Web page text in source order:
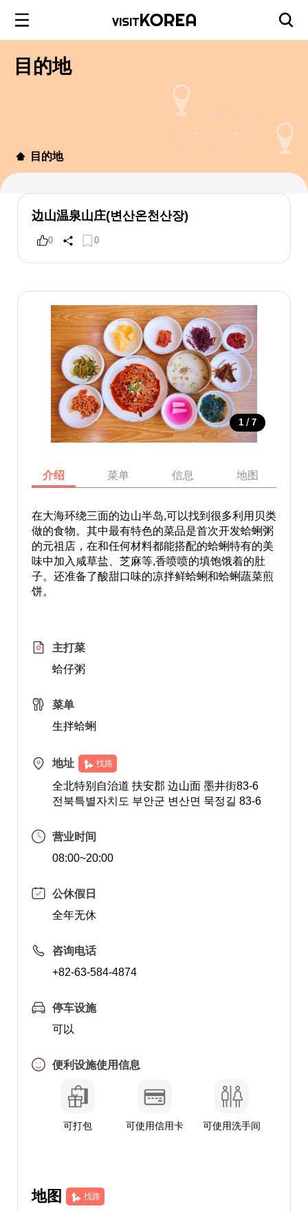
目的地
目的地
边山温泉山庄(변산온천산장)
0 0
1 / 7
介绍 菜单 信息 地图
在大海环绕三面的边山半岛,可以找到很多利用贝类
做的食物。其中最有特色的菜品是首次开发蛤蜊粥
的元祖店，在和任何材料都能搭配的蛤蜊特有的美
味中加入咸草盐、芝麻等,香喷喷的填饱饿着的肚
子。还准备了酸甜口味的凉拌鲜蛤蜊和蛤蜊蔬菜煎
饼。
主打菜
蛤仔粥
菜单
生拌蛤蜊
地址 找路
全北特别自治道 扶安郡 边山面 墨井街83-6
전북특별자치도 부안군 변산면 묵정길 83-6
营业时间
08:00~20:00
公休假日
全年无休
咨询电话
+82-63-584-4874
停车设施
可以
便利设施使用信息
可打包 可使用信用卡 可使用洗手间
地图 找路